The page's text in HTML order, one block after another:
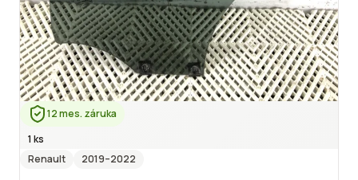
12 mes. záruka
1 ks
Renault
2019–2022